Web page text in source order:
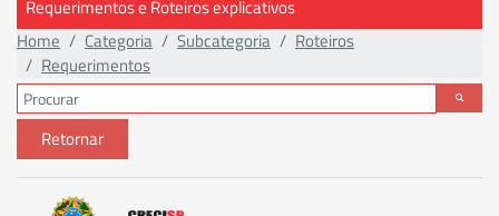
Requerimentos e Roteiros explicativos
Home
Categoria Subcategoria
Roteiros
Requerimentos
Retornar